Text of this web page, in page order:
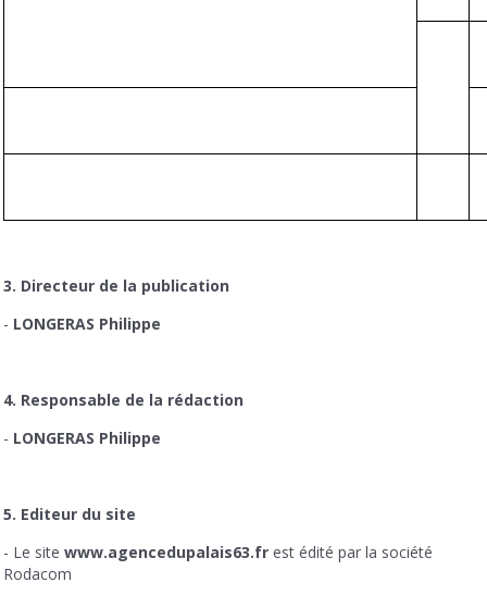
3. Directeur de la publication
- LONGERAS Philippe
4. Responsable de la rédaction
- LONGERAS Philippe
5. Editeur du site
- Le site www.agencedupalais63.fr est édité par la société
Rodacom